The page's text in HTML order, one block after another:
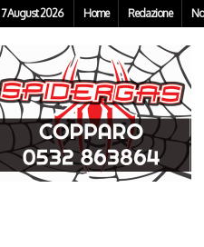
7 August 2026 Home Redazione